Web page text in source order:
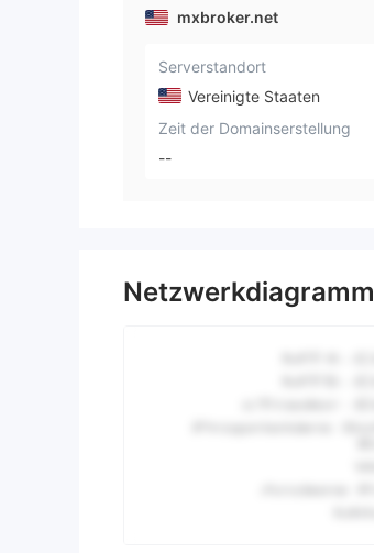
mxbroker.net
Serverstandort
Vereinigte Staaten
Zeit der Domainserstellung
--
Netzwerkdiagramm